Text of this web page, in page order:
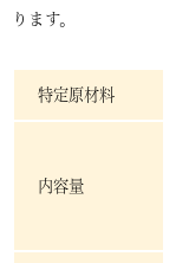
ります。
特定原材料
内容量